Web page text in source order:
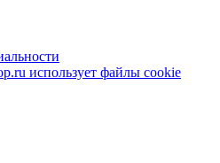
использует файлы cookie